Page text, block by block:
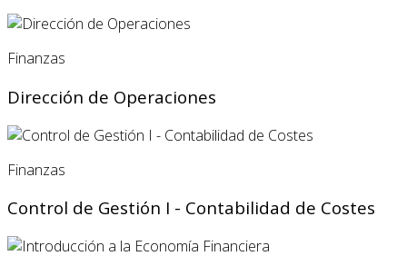
Finanzas
Dirección de Operaciones
Finanzas
Control de Gestión I - Contabilidad de Costes